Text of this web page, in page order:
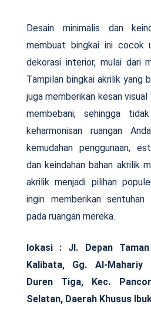
Desain minimalis dan
membuat bingkai ini cocok
dekorasi interior, mulai dari
Tampilan bingkai akrilik yang
juga memberikan kesan
membebani, sehingga
keharmonisan ruangan
kemudahan penggunaan,
dan keindahan bahan akrilik
akrilik menjadi pilihan
ingin memberikan
pada ruangan mereka.
lokasi : Jl. Depan
Kalibata, Gg. Al-Mahariy
Duren Tiga, Kec.
Selatan, Daerah Khusus